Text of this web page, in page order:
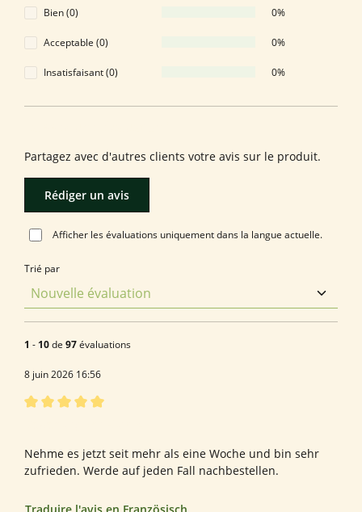
Bien (0) 0%
Acceptable (0) 0%
Insatisfaisant (0) 0%
Partagez avec d'autres clients votre avis sur le produit.
Rédiger un avis
Afficher les évaluations uniquement dans la langue actuelle.
Trié par
1 - 10de 97évaluations
8 juin 2026 16:56
Nehme es jetzt seit mehr als eine Woche und bin sehr
zufrieden. Werde auf jeden Fall nachbestellen.